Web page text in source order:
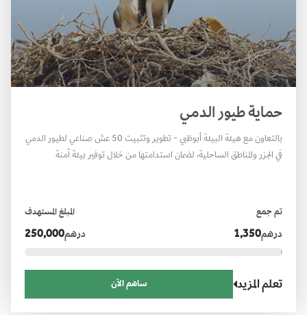
حماية طيور الدمي
بالتعاون مع هيئة البيئة أبوظبي - تطوير وتثبيت 50 عش صناعي لطيور الدمي
في الجزر والمناطق الساحلية، لضمان استدامتها من خلال توفير بيئة آمنة
تم جمع
درهم1,350
المبلغ المستهدف
درهم250,000
تعلم المزيد ساهم الآن